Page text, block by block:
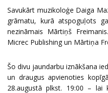
Savukārt muzikoloģe Daiga
grāmatu, kurā atspoguļots
nezināmais Mārtiņš
Micrec Publishing un Mārtiņa
Šo divu jaundarbu iznākšana
un draugus apvienoties
28.augustā plkst. 19:00 – lai